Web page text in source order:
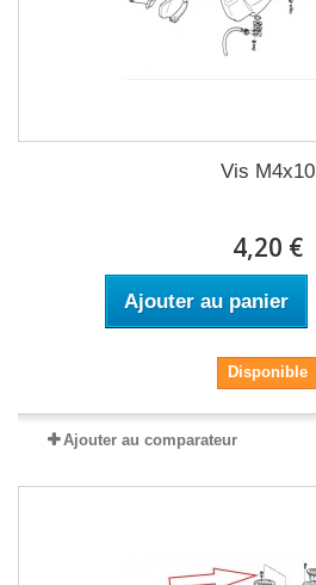
Vis M4x10
4,20 €
Ajouter au panier
Disponible
Ajouter au comparateur